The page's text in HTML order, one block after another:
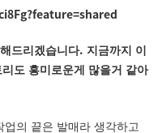
드리겠습니다. 지금까지 이
도 흥미로운게 많을거 같아
업의 끝은 발매라 생각하고